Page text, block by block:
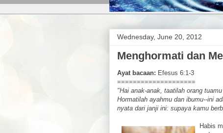
Wednesday, June 20, 2012
Menghormati dan
Ayat bacaan: Efesus 6:1-3
====================
"Hai anak-anak, taatilah orang
Hormatilah ayahmu dan ibumu--ini
nyata dari janji ini: supaya kamu
Habis